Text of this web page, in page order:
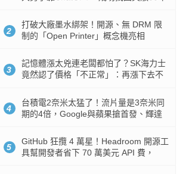
2
打破大廠墨水綁架！開源、無 DRM 限
制的「Open Printer」概念機亮相
3
記憶體漲太兇連老闆都怕了？SK海力士
竟然認了價格「不正常」：再漲下去不
4
台積電2奈米太猛了！流片量是3奈米同
期的4倍，Google與蘋果搶首發、輝達
5
GitHub 狂攬 4 萬星！Headroom 開源工
具幫開發者省下 70 萬美元 API 費，